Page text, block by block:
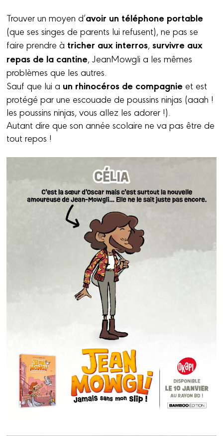
Trouver un moyen d’avoir un téléphone portable
(que ses singes de parents lui refusent), ne pas se
faire prendre à tricher aux interros,survivre aux
repas de la cantine, JeanMowgli a les mêmes
problèmes que les autres.
Sauf que lui a un rhinocéros de compagnie et est
protégé par une escouade de poussins ninjas (aaah !
les poussins ninjas, vous allez les adorer !).
Autant dire que son année scolaire ne va pas être de
tout repos !